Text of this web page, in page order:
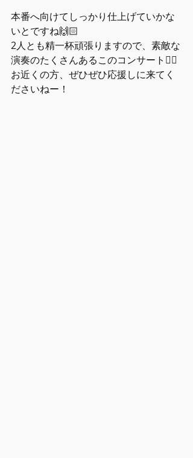
本番へ向けてしっかり仕上げていかな
いとですね🙌🏻
2人とも精一杯頑張りますので、素敵な
演奏のたくさんあるこのコンサート👉🏻
お近くの方、ぜひぜひ応援しに来てく
ださいねー！